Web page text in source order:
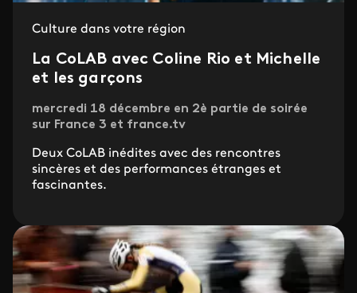
Culture dans votre région
La CoLAB avec Coline Rio et Michelle
et les garçons
mercredi 18 décembre en 2è partie de soirée
sur France 3 et france.tv
Deux CoLAB inédites avec des rencontres
sincères et des performances étranges et
fascinantes.